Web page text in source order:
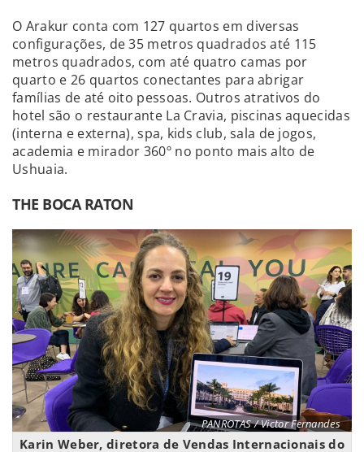
O Arakur conta com 127 quartos em diversas
configurações, de 35 metros quadrados até 115
metros quadrados, com até quatro camas por
quarto e 26 quartos conectantes para abrigar
famílias de até oito pessoas. Outros atrativos do
hotel são o restaurante La Cravia, piscinas aquecidas
(interna e externa), spa, kids club, sala de jogos,
academia e mirador 360º no ponto mais alto de
Ushuaia.
THE BOCA RATON
PANROTAS / Victor Fernandes
Karin Weber, diretora de Vendas Internacionais do